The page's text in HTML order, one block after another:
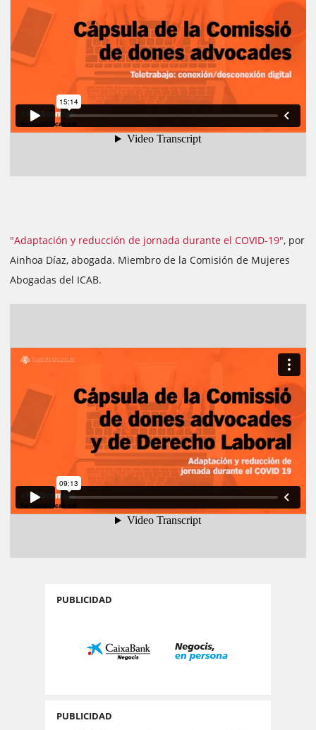
"Adaptación y reducción de jornada durante el COVID-19", por
Ainhoa Díaz, abogada. Miembro de la Comisión de Mujeres
Abogadas del ICAB.
PUBLICIDAD
PUBLICIDAD